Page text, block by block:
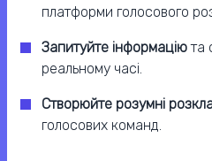
платформи голосового
Запитуйте інформаціюта
реальному часі.
Створюйте розумні
голосових команд.